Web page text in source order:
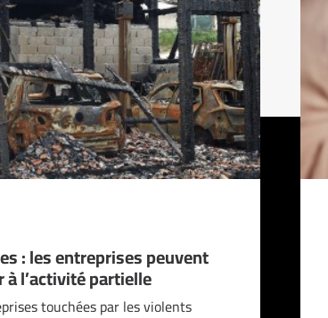
: les entreprises peuvent
à l’activité partielle
touchées par les violents